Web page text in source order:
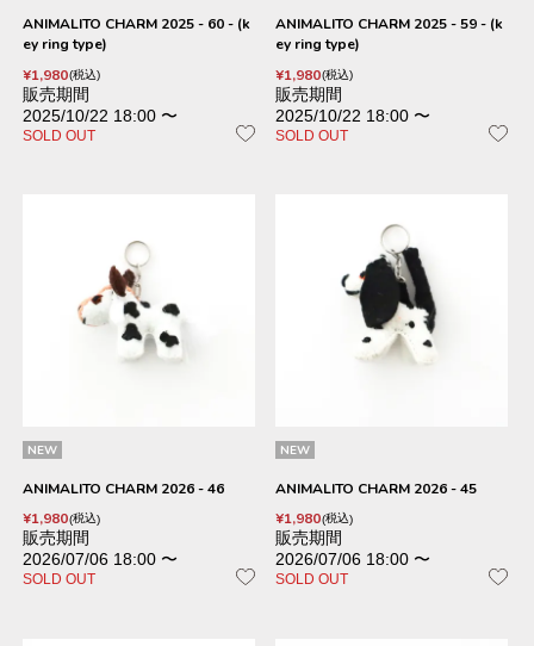
ANIMALITO CHARM 2025 - 60 - (k
ey ring type)
¥1,980 税込
販売期間
2025/10/22 18:00 〜
SOLD OUT
ANIMALITO CHARM 2025 - 59 - (k
ey ring type)
¥1,980 税込
販売期間
2025/10/22 18:00 〜
SOLD OUT
NEW
ANIMALITO CHARM 2026 - 46
¥1,980 税込
販売期間
2026/07/06 18:00 〜
SOLD OUT
NEW
ANIMALITO CHARM 2026 - 45
¥1,980 税込
販売期間
2026/07/06 18:00 〜
SOLD OUT